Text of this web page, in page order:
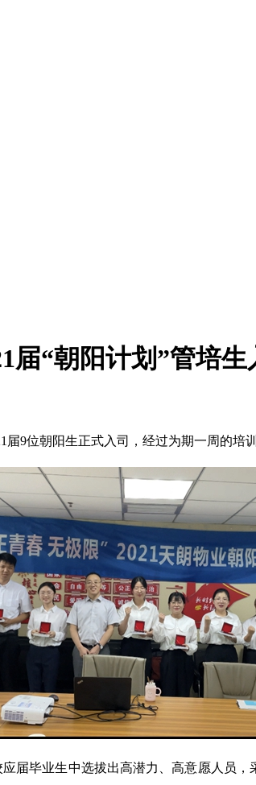
“朝阳计划”管培生
9位朝阳生正式入司，经过为期一周的培
届毕业生中选拔出高潜力、高意愿人员